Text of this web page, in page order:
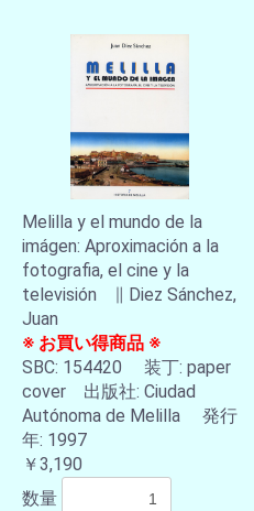
Melilla y el mundo de la
imágen: Aproximación a la
fotografia, el cine y la
televisión ∥ Diez Sánchez,
Juan
※ お買い得商品 ※
SBC: 154420 装丁: paper
cover 出版社: Ciudad
Autónoma de Melilla 発行
年: 1997
￥3,190
数量